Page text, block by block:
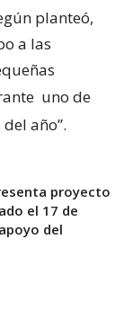
planteó,
a las
uno de
año”.
proyecto
el 17 de
del